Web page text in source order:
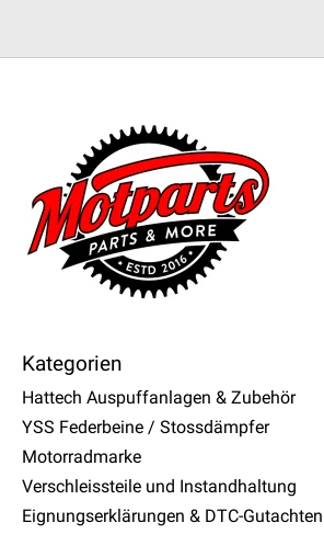
Kategorien
Hattech Auspuffanlagen & Zubehör
YSS Federbeine / Stossdämpfer
Motorradmarke
Verschleissteile und Instandhaltung
Eignungserklärungen & DTC-Gutachten